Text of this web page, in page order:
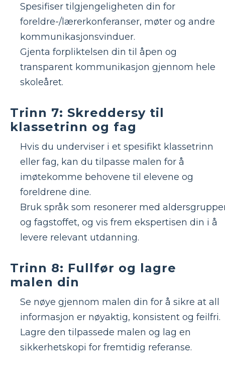
Spesifiser tilgjengeligheten din for
foreldre-/lærerkonferanser, møter og andre
kommunikasjonsvinduer.
Gjenta forpliktelsen din til åpen og
transparent kommunikasjon gjennom hele
skoleåret.
Trinn 7: Skreddersy til
klassetrinn og fag
Hvis du underviser i et spesifikt klassetrinn
eller fag, kan du tilpasse malen for å
imøtekomme behovene til elevene og
foreldrene dine.
Bruk språk som resonerer med
og fagstoffet, og vis frem ekspertisen din i å
levere relevant utdanning.
Trinn 8: Fullfør og lagre
malen din
Se nøye gjennom malen din for å sikre at all
informasjon er nøyaktig, konsistent og feilfri.
Lagre den tilpassede malen og lag en
sikkerhetskopi for fremtidig referanse.